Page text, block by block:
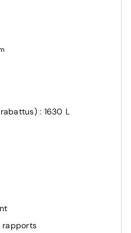
: 1630 L
rapports